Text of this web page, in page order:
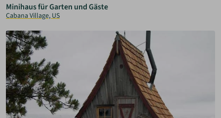
Minihaus für Garten und Gäste
Cabana Village, US